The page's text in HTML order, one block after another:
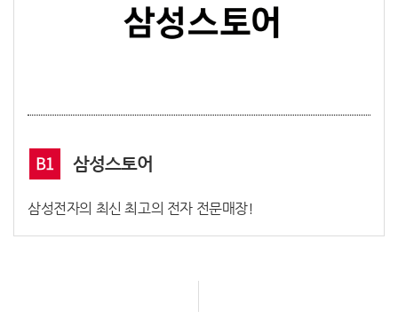
B1 삼성스토어
삼성전자의 최신 최고의 전자 전문매장!